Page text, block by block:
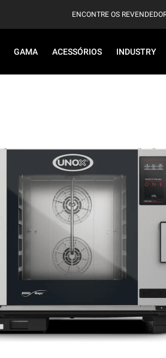
ENCONTRE OS
GAMA ACESSÓRIOS INDUSTRY